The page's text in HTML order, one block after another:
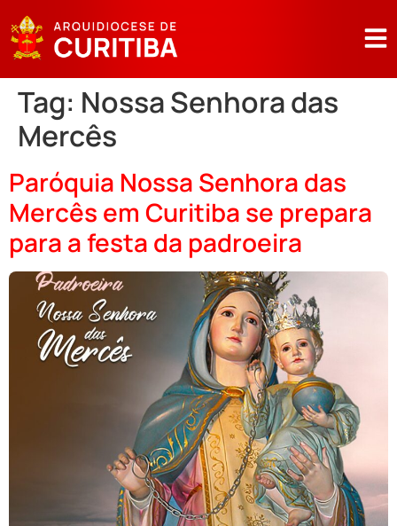
Tag: Nossa Senhora das
Mercês
Paróquia Nossa Senhora das
Mercês em Curitiba se prepara
para a festa da padroeira